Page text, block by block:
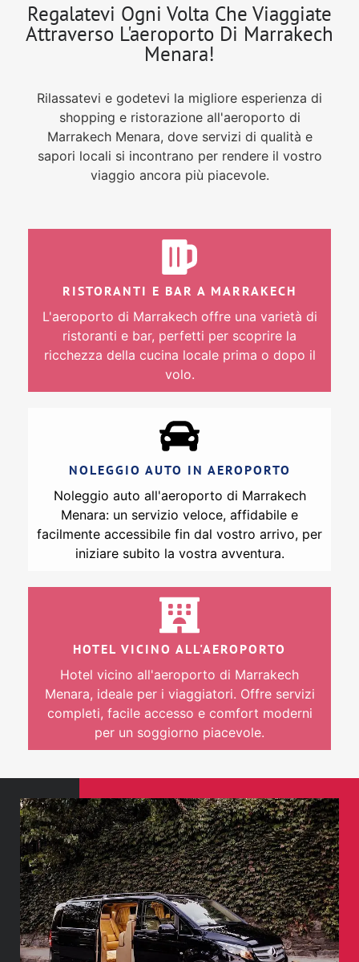
Regalatevi Ogni Volta Che Viaggiate
Attraverso L'aeroporto Di Marrakech
Menara!
Rilassatevi e godetevi la migliore esperienza di
shopping e ristorazione all'aeroporto di
Marrakech Menara, dove servizi di qualità e
sapori locali si incontrano per rendere il vostro
viaggio ancora più piacevole.
RISTORANTI E BAR A MARRAKECH
L'aeroporto di Marrakech offre una varietà di
ristoranti e bar, perfetti per scoprire la
ricchezza della cucina locale prima o dopo il
volo.
NOLEGGIO AUTO IN AEROPORTO
Noleggio auto all'aeroporto di Marrakech
Menara: un servizio veloce, affidabile e
facilmente accessibile fin dal vostro arrivo, per
iniziare subito la vostra avventura.
HOTEL VICINO ALL'AEROPORTO
Hotel vicino all'aeroporto di Marrakech
Menara, ideale per i viaggiatori. Offre servizi
completi, facile accesso e comfort moderni
per un soggiorno piacevole.